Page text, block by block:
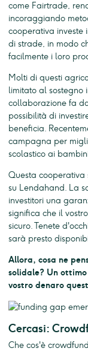
come Fairtrade,
incoraggiando
cooperativa investe
di strade, in modo
facilmente i loro
Molti di questi
limitato al sostegno
collaborazione fa
possibilità di
beneficia.
campagna per
scolastico ai
Questa cooperativa
su Lendahand. La
investitori una
significa che il
sicuro. Tenete
sarà presto
Allora, cosa ne
solidale? Un
vostro denaro
Cercasi:
Che cos'è